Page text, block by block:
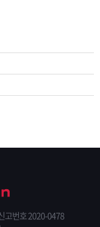
고번호 2020-0478